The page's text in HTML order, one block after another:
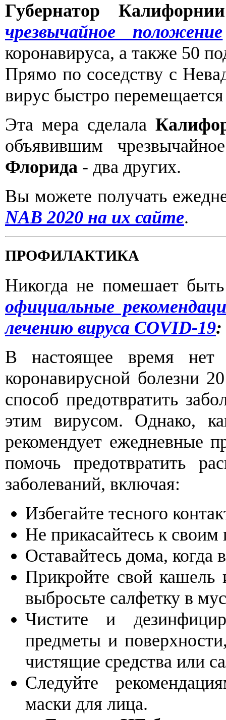
Губернатор
чрезвычайное положение
коронавируса, а также 50
Прямо по соседству с
вирус быстро
Эта мера сделала
объявившим
Флорида - два других.
Вы можете получать
NAB 2020 на их сайте.
ПРОФИЛАКТИКА
Никогда не помешает
официальные
лечению вируса COVID-19:
В настоящее время нет
коронавирусной болезни
способ предотвратить
этим вирусом. Однако,
рекомендует ежедневные
помочь предотвратить
заболеваний, включая:
Избегайте тесного
Не прикасайтесь к своим
Оставайтесь дома, когда
Прикройте свой кашель
выбросьте салфетку в
Чистите и
предметы и
чистящие средства или
Следуйте
маски для лица.